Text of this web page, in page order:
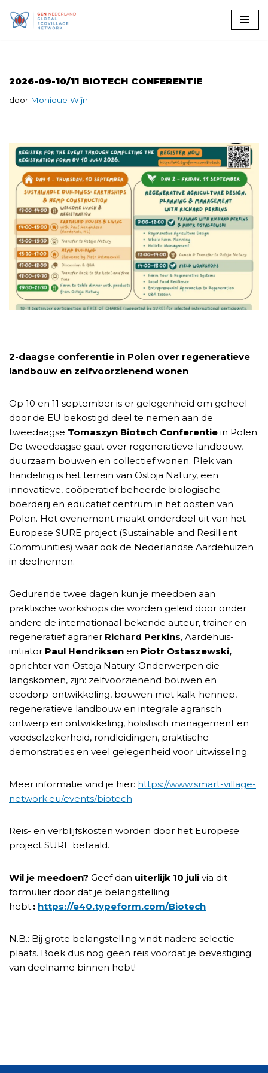
2026-09-10/11 BIOTECH CONFERENTIE
door Monique Wijn
2-daagse conferentie in Polen over regeneratieve
landbouw en zelfvoorzienend wonen
Op 10 en 11 september is er gelegenheid om geheel
door de EU bekostigd deel te nemen aan de
tweedaagse Tomaszyn Biotech Conferentie in Polen.
De tweedaagse gaat over regeneratieve landbouw,
duurzaam bouwen en collectief wonen. Plek van
handeling is het terrein van Ostoja Natury, een
innovatieve, coöperatief beheerde biologische
boerderij en educatief centrum in het oosten van
Polen. Het evenement maakt onderdeel uit van het
Europese SURE project (Sustainable and Resillient
Communities) waar ook de Nederlandse Aardehuizen
in deelnemen.
Gedurende twee dagen kun je meedoen aan
praktische workshops die worden geleid door onder
andere de internationaal bekende auteur, trainer en
regeneratief agrariër Richard Perkins, Aardehuis-
initiator Paul Hendriksen en Piotr Ostaszewski,
oprichter van Ostoja Natury. Onderwerpen die
langskomen, zijn: zelfvoorzienend bouwen en
ecodorp-ontwikkeling, bouwen met kalk-hennep,
regeneratieve landbouw en integrale agrarisch
ontwerp en ontwikkeling, holistisch management en
voedselzekerheid, rondleidingen, praktische
demonstraties en veel gelegenheid voor uitwisseling.
Meer informatie vind je hier: https://www.smart-village-
network.eu/events/biotech
Reis- en verblijfskosten worden door het Europese
project SURE betaald.
Wil je meedoen? Geef dan uiterlijk 10 juli via dit
formulier door dat je belangstelling
hebt:: https://e40.typeform.com/Biotech
N.B.: Bij grote belangstelling vindt nadere selectie
plaats. Boek dus nog geen reis voordat je bevestiging
van deelname binnen hebt!